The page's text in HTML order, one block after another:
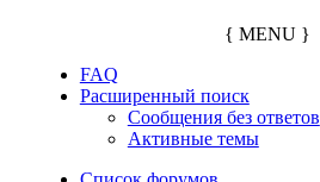
{ MENU }
FAQ
Расширенный поиск
Сообщения без ответов
Активные темы